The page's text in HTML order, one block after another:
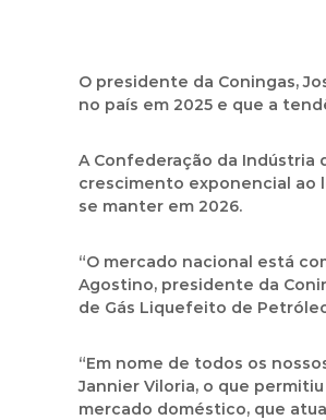
O presidente da Coningas,
no país em 2025 e que a
A Confederação da Indústria
crescimento exponencial ao
se manter em 2026.
“O mercado nacional está
Agostino, presidente da
de Gás Liquefeito de
“Em nome de todos os
Jannier Viloria, o que
mercado doméstico, que